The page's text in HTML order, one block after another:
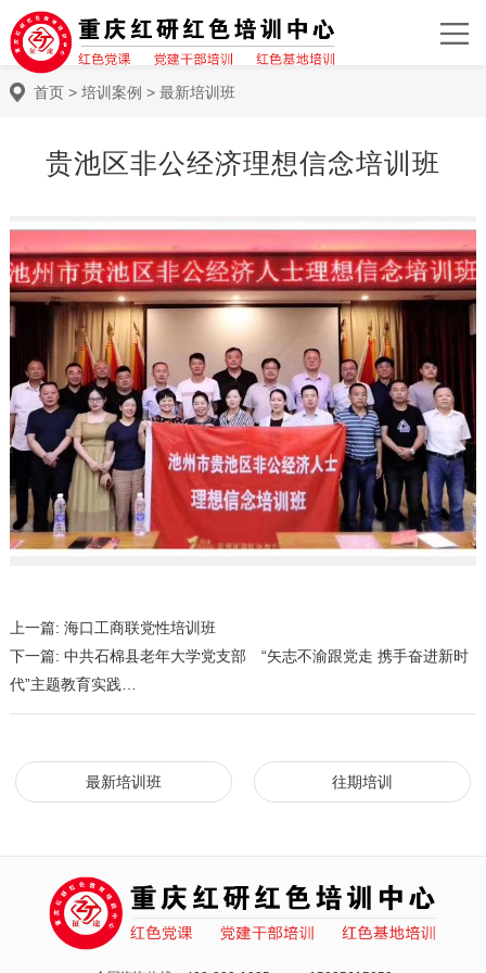
首页> 培训案例 > 最新培训班
贵池区非公经济理想信念培训班
上一篇: 海口工商联党性培训班
下一篇: 中共石棉县老年大学党支部 “矢志不渝跟党走 携手奋进新时
代”主题教育实践…
最新培训班 往期培训